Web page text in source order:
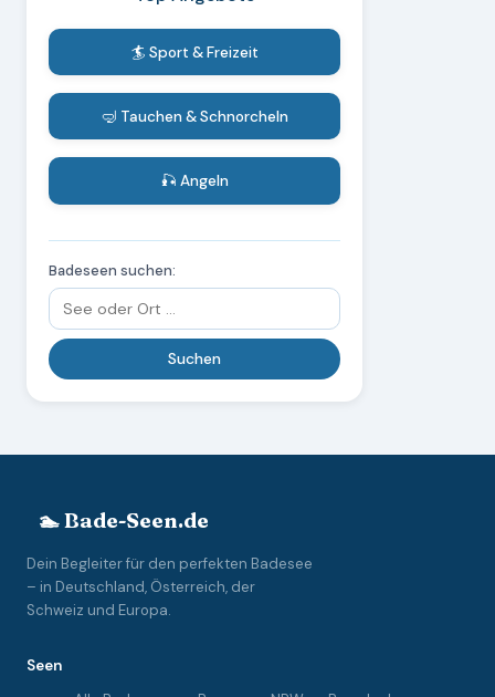
🏄 Sport & Freizeit
🤿 Tauchen & Schnorcheln
🎣 Angeln
Badeseen suchen:
🏊 Bade-Seen.de
Dein Begleiter für den perfekten Badesee
– in Deutschland, Österreich, der
Schweiz und Europa.
Seen